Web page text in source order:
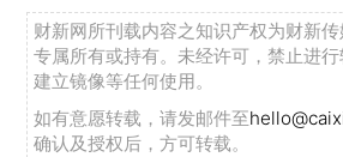
财新网所刊载内容之知识产权为财新
专属所有或持有。未经许可，禁止进
建立镜像等任何使用。
如有意愿转载，请发邮件至
确认及授权后，方可转载。